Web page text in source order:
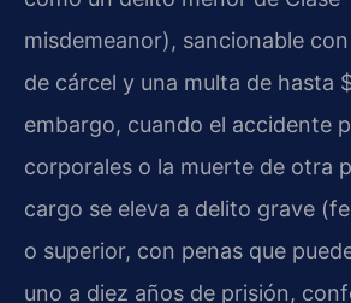
misdemeanor), sancionable
de cárcel y una multa de hasta
embargo, cuando el accidente
corporales o la muerte de otra
cargo se eleva a delito grave
o superior, con penas que
uno a diez años de prisión,